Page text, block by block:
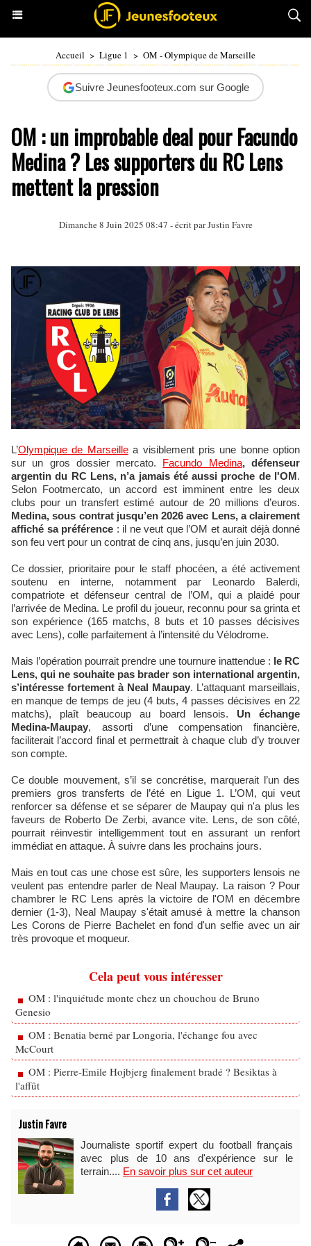
Accueil > Ligue 1 > OM - Olympique de Marseille
Suivre Jeunesfooteux.com sur Google
OM : un improbable deal pour Facundo
Medina ? Les supporters du RC Lens
mettent la pression
Dimanche 8 Juin 2025 08:47 - écrit parJustin Favre
L’Olympique de Marseillea visiblement pris une bonne option
sur un gros dossier mercato. Facundo Medina, défenseur
argentin du RC Lens, n’a jamais été aussi proche de l'OM.
Selon Footmercato, un accord est imminent entre les deux
clubs pour un transfert estimé autour de 20 millions d’euros.
Medina, sous contrat jusqu’en 2026 avec Lens, a clairement
affiché sa préférence : il ne veut que l’OM et aurait déjà donné
son feu vert pour un contrat de cinq ans, jusqu’en juin 2030.
Ce dossier, prioritaire pour le staff phocéen, a été activement
soutenu en interne, notamment par Leonardo Balerdi,
compatriote et défenseur central de l’OM, qui a plaidé pour
l’arrivée de Medina. Le profil du joueur, reconnu pour sa grinta et
son expérience (165 matchs, 8 buts et 10 passes décisives
avec Lens), colle parfaitement à l’intensité du Vélodrome.
Mais l’opération pourrait prendre une tournure inattendue : le RC
Lens, qui ne souhaite pas brader son international argentin,
s’intéresse fortement à Neal Maupay. L’attaquant marseillais,
en manque de temps de jeu (4 buts, 4 passes décisives en 22
matchs), plaît beaucoup au board lensois. Un échange
Medina-Maupay, assorti d’une compensation financière,
faciliterait l’accord final et permettrait à chaque club d’y trouver
son compte.
Ce double mouvement, s’il se concrétise, marquerait l’un des
premiers gros transferts de l’été en Ligue 1. L’OM, qui veut
renforcer sa défense et se séparer de Maupay qui n'a plus les
faveurs de Roberto De Zerbi, avance vite. Lens, de son côté,
pourrait réinvestir intelligemment tout en assurant un renfort
immédiat en attaque. À suivre dans les prochains jours.
Mais en tout cas une chose est sûre, les supporters lensois ne
veulent pas entendre parler de Neal Maupay. La raison ? Pour
chambrer le RC Lens après la victoire de l'OM en décembre
dernier (1-3), Neal Maupay s'était amusé à mettre la chanson
Les Corons de Pierre Bachelet en fond d'un selfie avec un air
très provoque et moqueur.
Cela peut vous intéresser
OM : l'inquiétude monte chez un chouchou de Bruno
Genesio
OM : Benatia berné par Longoria, l'échange fou avec
McCourt
OM : Pierre-Emile Hojbjerg finalement bradé ? Besiktas à
l'affût
Justin Favre
Journaliste sportif expert du football français
avec plus de 10 ans d'expérience sur le
terrain.... En savoir plus sur cet auteur